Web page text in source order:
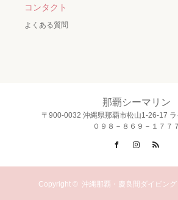
コンタクト
よくある質問
那覇シーマリン
〒900-0032 沖縄県那覇市松山1-26-17
０９８－８６９－１７７７
FacebookInstagram
Copyright © 沖縄那覇・慶良間ダイビン